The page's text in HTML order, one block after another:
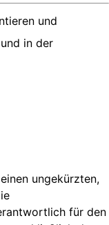
und
in der
ungekürzten,
für den